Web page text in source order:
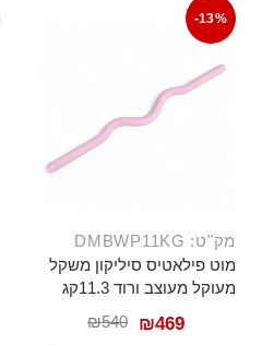
-13%
מק"ט: DMBWP11KG
מוט פילאטיס סיליקון משקל
מעוקל מעוצב ורוד 11.3קג
₪540 ₪469